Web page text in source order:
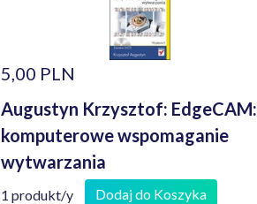
5,00 PLN
Augustyn Krzysztof: EdgeCAM:
komputerowe wspomaganie
wytwarzania
1 produkt/y Dodaj do Koszyka